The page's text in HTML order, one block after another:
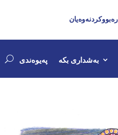
بەشداری بکە پەیوەندی